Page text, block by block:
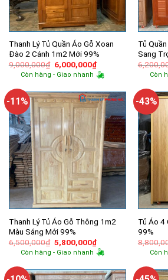
Thanh Lý Tủ Quần Áo Gỗ Xoan
Đào 2 Cánh 1m2 Mới 99%
9,000,000₫ Giá
gốc
là:
6,000,000₫Giá
hiện
tại
6,000,000₫.
Còn hàng - Giao nhanh
Tủ
Sang
Còn
-11%
Thanh Lý Tủ Áo Gỗ Thông 1m2
Màu Sáng Mới 99%
6,500,000₫ Giá
gốc
là:
5,800,000₫Giá
hiện
tại
5,800,000₫.
Còn hàng - Giao nhanh
-43%
Tủ Áo 4
99%
Còn